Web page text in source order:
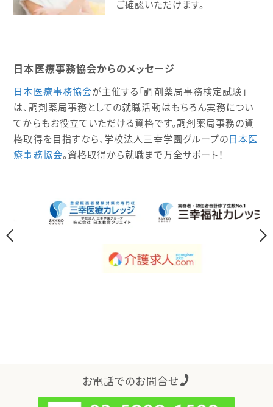
ご確認いただけます。
日本医療事務協会からのメッセージ
日本医療事務協会が主催する「調剤薬局事務検定試験」
は、調剤薬局事務としての就職活動はもちろん実務につい
てからもお役立ていただける資格です。調剤薬局事務の資
格取得を目指すなら、学校法人三幸学園グループの日本医
療事務協会。資格取得から就職まで万全サポート！
お電話でのお問合せ